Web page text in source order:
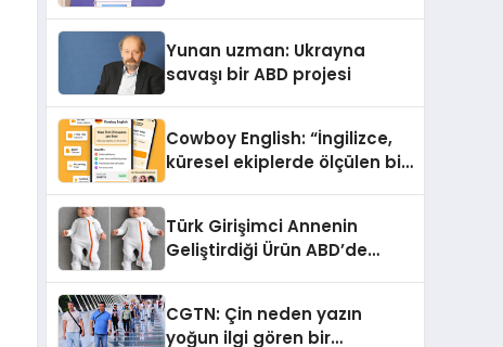
Yunan uzman: Ukrayna
savaşı bir ABD projesi
Cowboy English: “İngilizce,
küresel ekiplerde ölçülen bir
Türk Girişimci Annenin
Geliştirdiği Ürün ABD’de
Açısı Getiriyor.
CGTN: Çin neden yazın
yoğun ilgi gören bir